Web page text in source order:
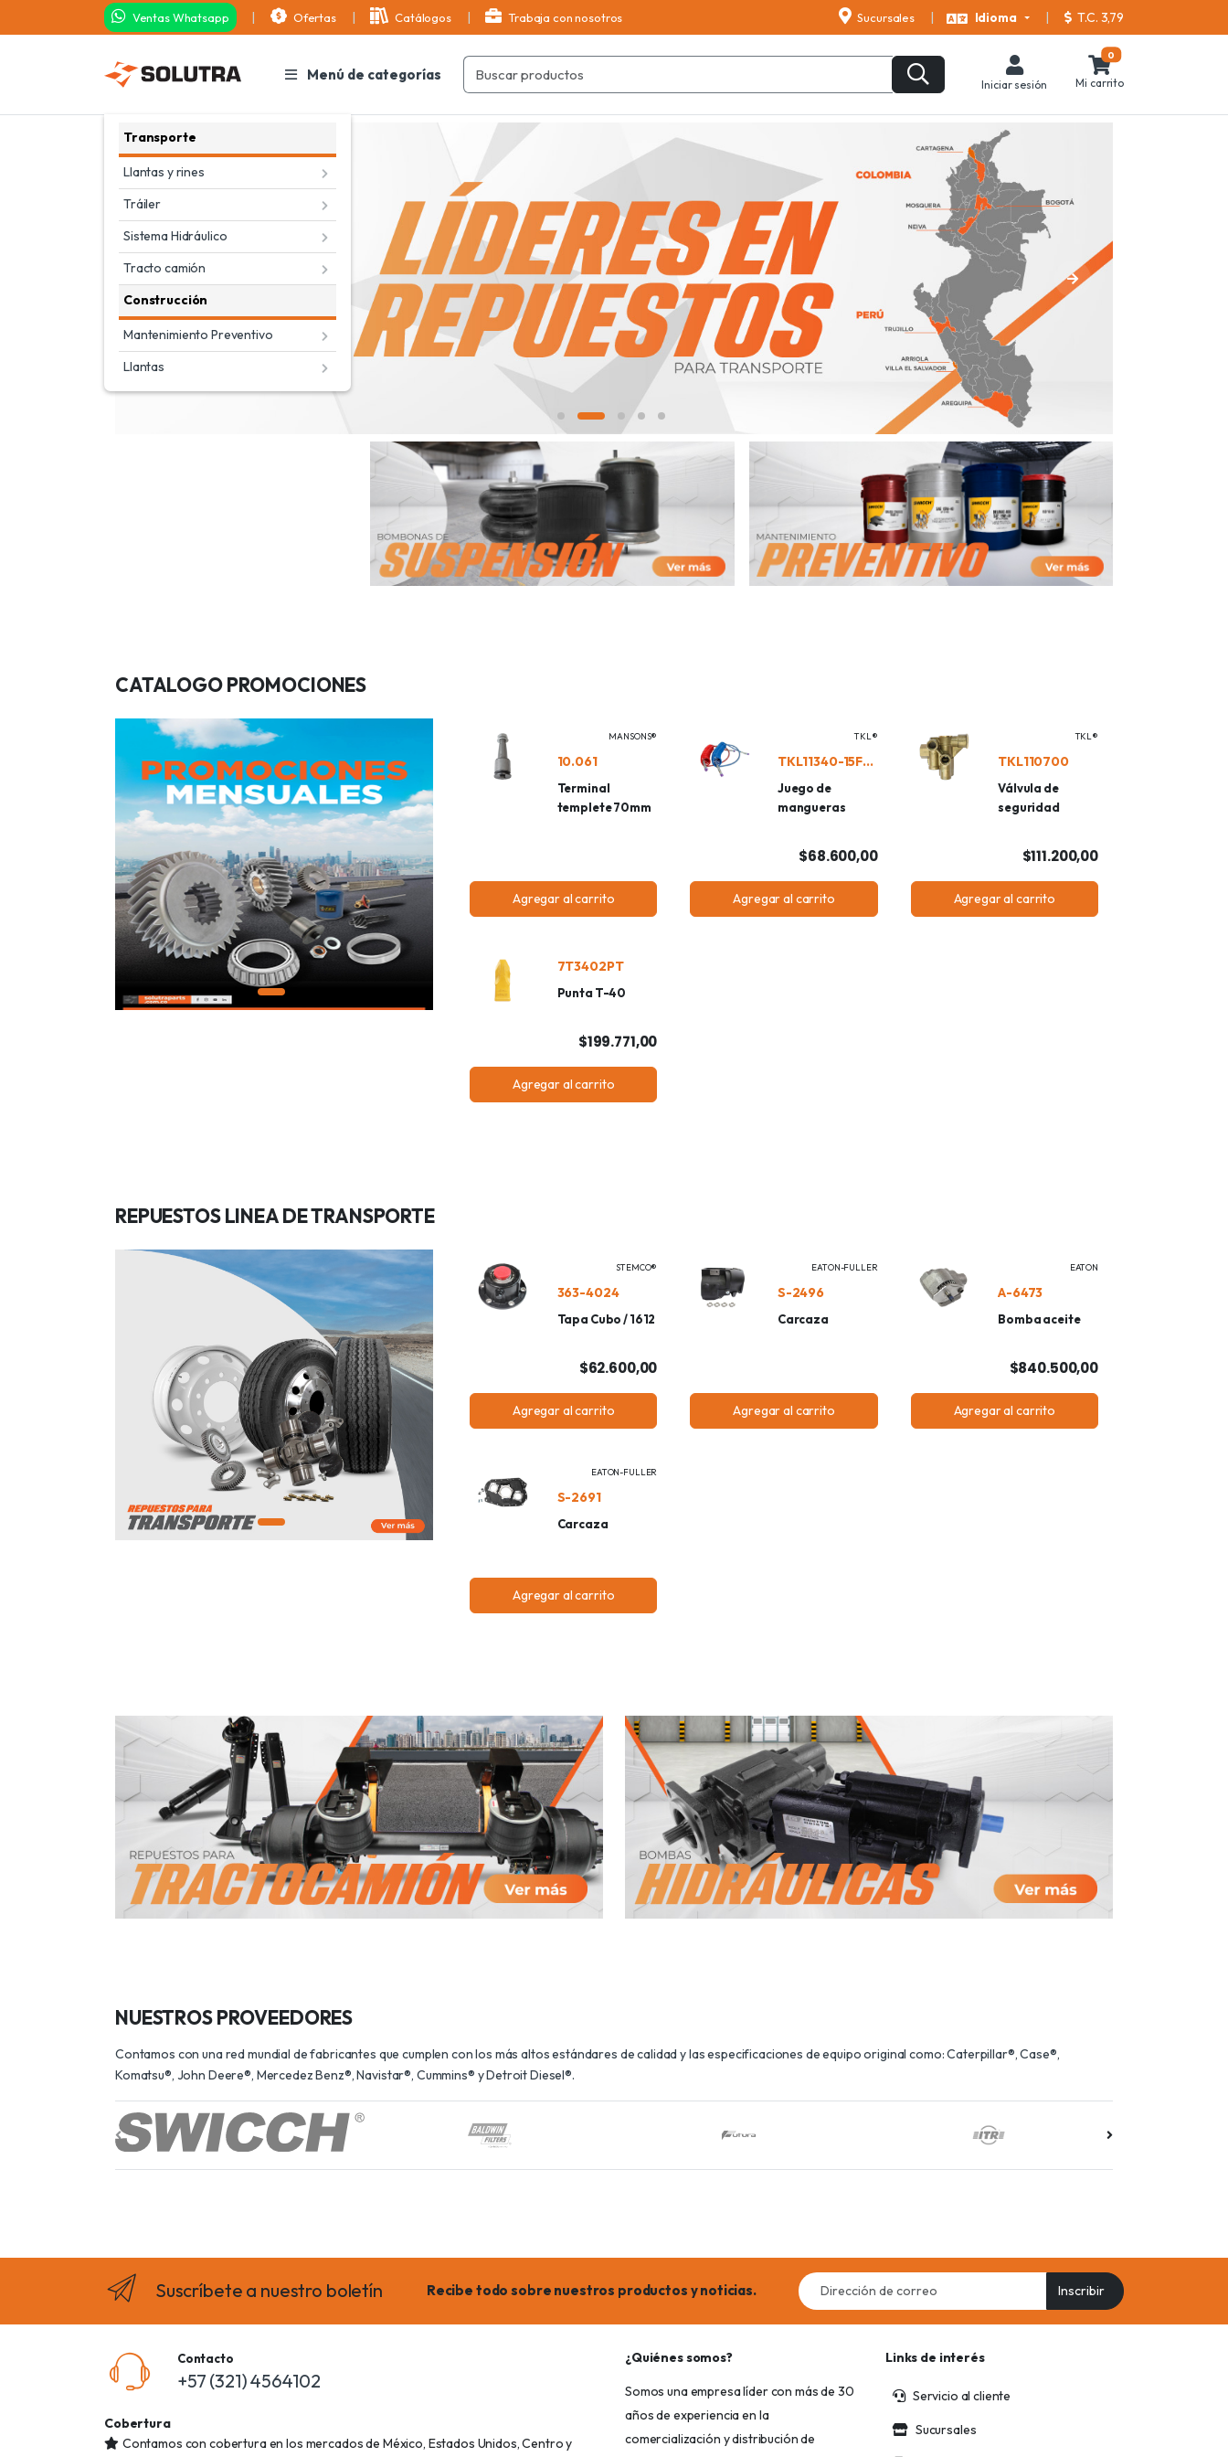
Ventas Whatsapp Ofertas Catálogos Trabaja con nosotros Sucursales Idioma T.C. 3,79
Menú de categorías
Transporte
Llantas y rines
Tráiler
Sistema Hidráulico
Tracto camión
Construcción
Mantenimiento Preventivo
Llantas
Iniciar sesión
0
Mi carrito
CATALOGO PROMOCIONES
MANSONS®
10.061
Terminal
templete 70mm
Agregar al carrito
TKL®
TKL11340-15FEET
Juego de
mangueras
$68.600,00
Agregar al carrito
TKL®
TKL110700
Válvula de
seguridad
$111.200,00
Agregar al carrito
7T3402PT
Punta T-40
$199.771,00
Agregar al carrito
REPUESTOS LINEA DE TRANSPORTE
STEMCO®
363-4024
Tapa Cubo / 1612
$62.600,00
Agregar al carrito
EATON-FULLER
S-2496
Carcaza
Agregar al carrito
EATON
A-6473
Bomba aceite
$840.500,00
Agregar al carrito
EATON-FULLER
S-2691
Carcaza
Agregar al carrito
NUESTROS PROVEEDORES
Contamos con una red mundial de fabricantes que cumplen con los más altos estándares de calidad y las especificaciones de equipo original como: Caterpillar®, Case®,
Komatsu®, John Deere®, Mercedez Benz®, Navistar®, Cummins® y Detroit Diesel®.
Suscríbete a nuestro boletín Recibe todo sobre nuestros productos y noticias.
Email
address
Inscribir
Contacto
+57 (321) 4564102
Cobertura
Contamos con cobertura en los mercados de México, Estados Unidos, Centro y
¿Quiénes somos?
Somos una empresa líder con más de 30
años de experiencia en la
comercialización y distribución de
Links de interés
Servicio al cliente
Sucursales